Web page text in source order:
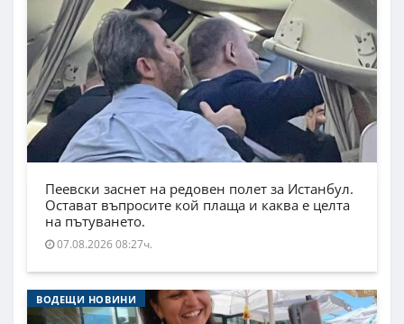
Пеевски заснет на редовен полет за Истанбул.
Остават въпросите кой плаща и каква е целта
на пътуването.
07.08.2026 08:27ч.
ВОДЕЩИ НОВИНИ